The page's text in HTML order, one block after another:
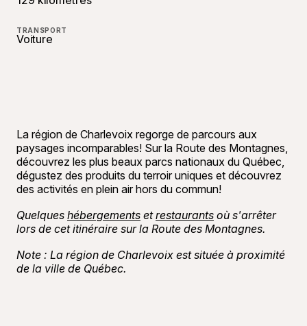
TRANSPORT
Voiture
La région de Charlevoix regorge de parcours aux
paysages incomparables! Sur la Route des Montagnes,
découvrez les plus beaux parcs nationaux du Québec,
dégustez des produits du terroir uniques et découvrez
des activités en plein air hors du commun!
Quelques hébergements etrestaurants où s'arrêter
lors de cet itinéraire sur la Route des Montagnes.
Note : La région de Charlevoix est située à proximité
de la ville de Québec.